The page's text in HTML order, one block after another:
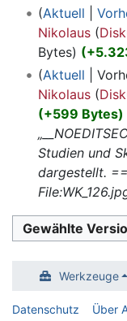
g
s
z
u
s
a
m
m
e
n
f
a
s
n
i
t
u
n
g
s
z
u
s
a
m
n
a
a
r
b
e
i
t
n
g
s
u
s
m
m
e
B
e
a
r
b
i
t
u
g
z
s
e
i
n
e
B
e
a
r
b
e
i
t
n
s
11.
April
2017
Aktuell
Nikolaus
Bytes
K
e
i
e
B
e
r
b
i
t
Aktuell
Nikolaus
+599 Bytes
Studien und
dargestellt.
Werkzeuge
Datenschutz Über